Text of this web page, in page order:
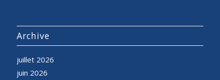
Archive
juillet 2026
juin 2026